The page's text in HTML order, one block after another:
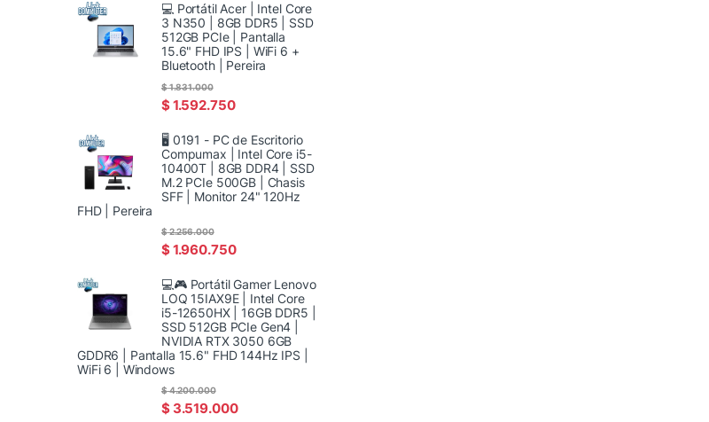
💻 Portátil Acer | Intel Core
3 N350 | 8GB DDR5 | SSD
512GB PCIe | Pantalla
15.6" FHD IPS | WiFi 6 +
Bluetooth | Pereira
$1.592.750
$1.831.000
🖥️ 0191 - PC de Escritorio
Compumax | Intel Core i5-
10400T | 8GB DDR4 | SSD
M.2 PCIe 500GB | Chasis
SFF | Monitor 24" 120Hz
FHD | Pereira
$1.960.750
$2.256.000
💻🎮 Portátil Gamer Lenovo
LOQ 15IAX9E | Intel Core
i5-12650HX | 16GB DDR5 |
SSD 512GB PCIe Gen4 |
NVIDIA RTX 3050 6GB
GDDR6 | Pantalla 15.6" FHD 144Hz IPS |
WiFi 6 | Windows
$3.519.000
$4.200.000